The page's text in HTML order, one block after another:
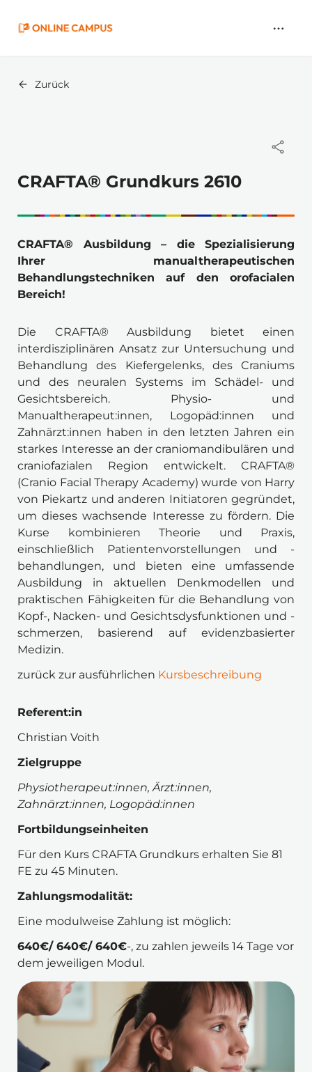
Zurück
CRAFTA® Grundkurs 2610
CRAFTA® Ausbildung – die Spezialisierung
Ihrer manualtherapeutischen
Behandlungstechniken auf den orofacialen
Bereich!
Die CRAFTA® Ausbildung bietet einen
interdisziplinären Ansatz zur Untersuchung und
Behandlung des Kiefergelenks, des Craniums
und des neuralen Systems im Schädel- und
Gesichtsbereich. Physio- und
Manualtherapeut:innen, Logopäd:innen und
Zahnärzt:innen haben in den letzten Jahren ein
starkes Interesse an der craniomandibulären und
craniofazialen Region entwickelt. CRAFTA®
(Cranio Facial Therapy Academy) wurde von Harry
von Piekartz und anderen Initiatoren gegründet,
um dieses wachsende Interesse zu fördern. Die
Kurse kombinieren Theorie und Praxis,
einschließlich Patientenvorstellungen und -
behandlungen, und bieten eine umfassende
Ausbildung in aktuellen Denkmodellen und
praktischen Fähigkeiten für die Behandlung von
Kopf-, Nacken- und Gesichtsdysfunktionen und -
schmerzen, basierend auf evidenzbasierter
Medizin.
zurück zur ausführlichen Kursbeschreibung
Referent:in
Christian Voith
Zielgruppe
Physiotherapeut:innen, Ärzt:innen,
Zahnärzt:innen, Logopäd:innen
Fortbildungseinheiten
Für den Kurs CRAFTA Grundkurs erhalten Sie 81
FE zu 45 Minuten.
Zahlungsmodalität:
Eine modulweise Zahlung ist möglich:
640€/ 640€/ 640€-, zu zahlen jeweils 14 Tage vor
dem jeweiligen Modul.